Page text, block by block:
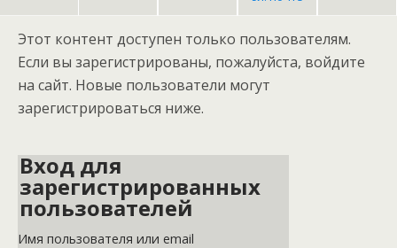
Этот контент доступен только пользователям.
Если вы зарегистрированы, пожалуйста, войдите
на сайт. Новые пользователи могут
зарегистрироваться ниже.
Вход для
зарегистрированных
пользователей
Имя пользователя или email